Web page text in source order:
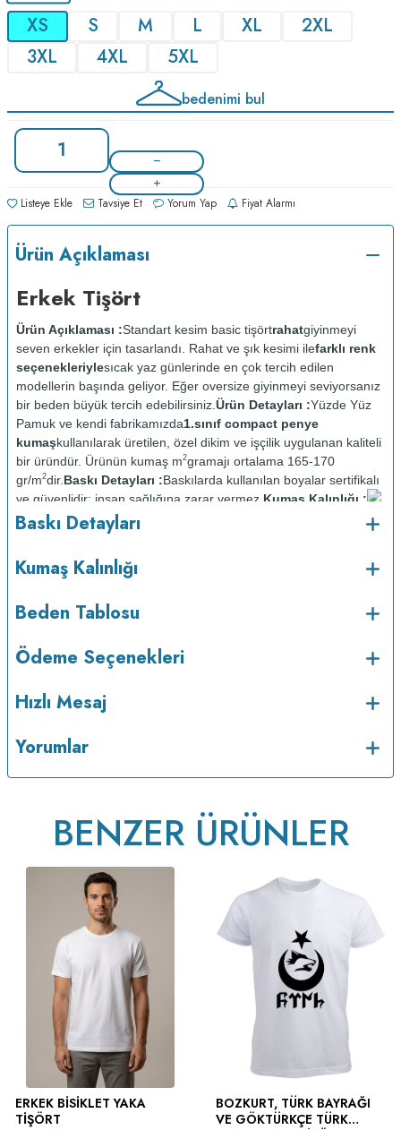
XS S M L XL
2XL
3XL
4XL 5XL
bedenimi bul
Listeye Ekle Tavsiye Et Yorum Yap Fiyat Alarmı
Ürün Açıklaması
Erkek Tişört
Ürün Açıklaması :Standart kesim basic tişörtrahatgiyinmeyi
seven erkekler için tasarlandı. Rahat ve şık kesimi ilefarklı renk
seçenekleriylesıcak yaz günlerinde en çok tercih edilen
modellerin başında geliyor. Eğer oversize giyinmeyi seviyorsanız
bir beden büyük tercih edebilirsiniz. Ürün Detayları :Yüzde Yüz
Pamuk ve kendi fabrikamızda1.sınıf compact penye
kumaşkullanılarak üretilen, özel dikim ve işçilik uygulanan kaliteli
bir üründür. Ürünün kumaş m2gramajı ortalama 165-170
gr/m2dir. Baskı Detayları :Baskılarda kullanılan boyalar sertifikalı
ve güvenlidir; insan sağlığına zarar vermez. Kumaş Kalınlığı :
Bakım : Kısa programda maksimum 30
Kuru temizleme yapılmaz.
Baskı Detayları
Kumaş Kalınlığı
Beden Tablosu
Ödeme Seçenekleri
Hızlı Mesaj
Yorumlar
BENZER ÜRÜNLER
ERKEK BISIKLET YAKA
TIŞÖRT
BOZKURT, TÜRK BAYRAĞI
VE GÖKTÜRKÇE TÜRK